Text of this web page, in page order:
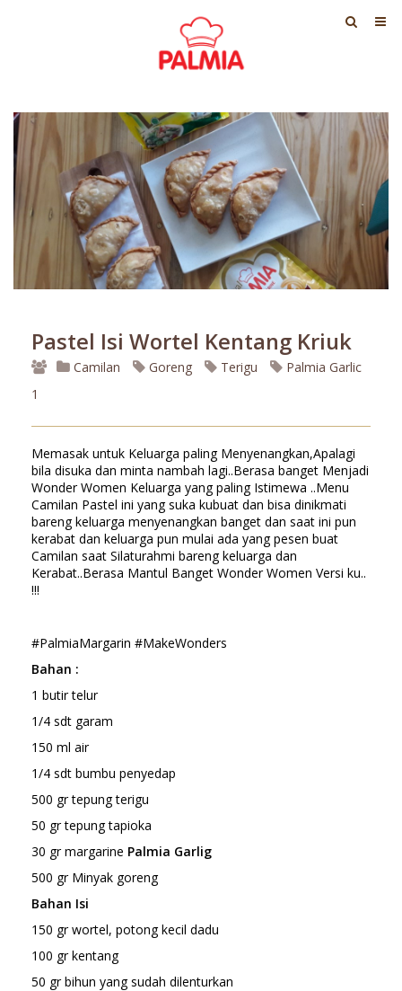
Pastel Isi Wortel Kentang Kriuk
1
Camilan Goreng Terigu Palmia Garlic
Memasak untuk Keluarga paling Menyenangkan,Apalagi
bila disuka dan minta nambah lagi..Berasa banget Menjadi
Wonder Women Keluarga yang paling Istimewa ..Menu
Camilan Pastel ini yang suka kubuat dan bisa dinikmati
bareng keluarga menyenangkan banget dan saat ini pun
kerabat dan keluarga pun mulai ada yang pesen buat
Camilan saat Silaturahmi bareng keluarga dan
Kerabat..Berasa Mantul Banget Wonder Women Versi ku..
!!!
#PalmiaMargarin #MakeWonders
Bahan :
1 butir telur
1/4 sdt garam
150 ml air
1/4 sdt bumbu penyedap
500 gr tepung terigu
50 gr tepung tapioka
30 gr margarine Palmia Garlig
500 gr Minyak goreng
Bahan Isi
150 gr wortel, potong kecil dadu
100 gr kentang
50 gr bihun yang sudah dilenturkan